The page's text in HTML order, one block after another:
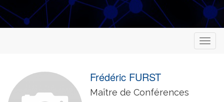
Frédéric FURST
Maître de Conférences